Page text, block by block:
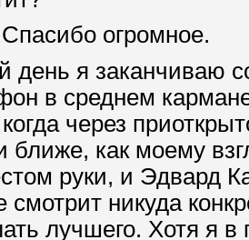
огромное.
день я заканчиваю
в среднем
через
ближе, как моему
руки, и Эдвард
смотрит никуда
лучшего. Хотя я